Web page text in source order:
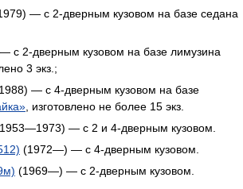
— с 2-дверным кузовом на базе седана
с 2-дверным кузовом на базе лимузина
3 экз.;
— с 4-дверным кузовом на базе
, изготовлено не более 15 экз.
— с 2 и 4-дверным кузовом.
(1972—) — с 4-дверным кузовом.
(1969—) — с 2-дверным кузовом.